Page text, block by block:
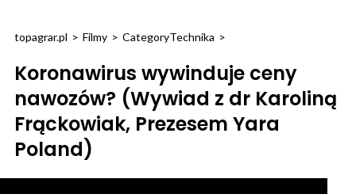
topagrar.pl > Filmy > CategoryTechnika >
Koronawirus wywinduje ceny
nawozów? (Wywiad z dr Karoliną
Frąckowiak, Prezesem Yara
Poland)